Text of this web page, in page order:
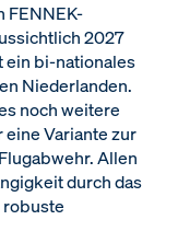
FENNEK-
2027
ein bi-nationales
Niederlanden.
noch weitere
Variante zur
Allen
durch das